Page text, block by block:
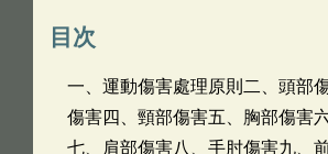
目次
一、運動傷害處理原則二、頭部
傷害四、頸部傷害五、胸部傷害
七、肩部傷害八、手肘傷害九、